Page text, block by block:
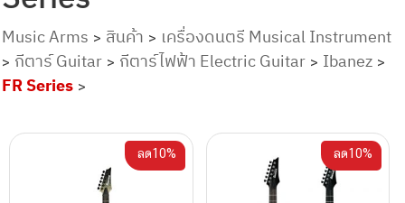
Music Arms > สินค้า > เครื่องดนตรี Musical Instrument
> กีตาร์ Guitar> กีตาร์ไฟฟ้า Electric Guitar> Ibanez>
FR Series>
ลด10% ลด10%